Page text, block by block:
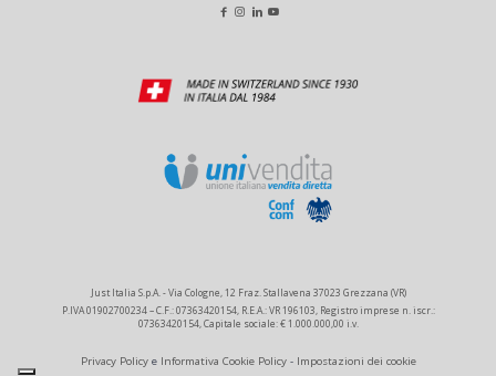
Just Italia S.p.A. - Via Cologne, 12 Fraz. Stallavena 37023 Grezzana (VR)
P.IVA 01902700234 – C.F.: 07363420154, R.E.A.: VR 196103, Registro imprese n. iscr.:
07363420154, Capitale sociale: € 1.000.000,00 i.v.
Privacy Policye Informativa Cookie Policy- Impostazioni dei cookie